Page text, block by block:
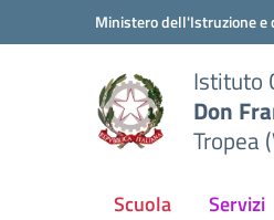
Vai ai contenuti
Vai al menu di navigazione
Ministero dell'Istruzione e
Istituto
Don
Tropea
Scuola Servizi